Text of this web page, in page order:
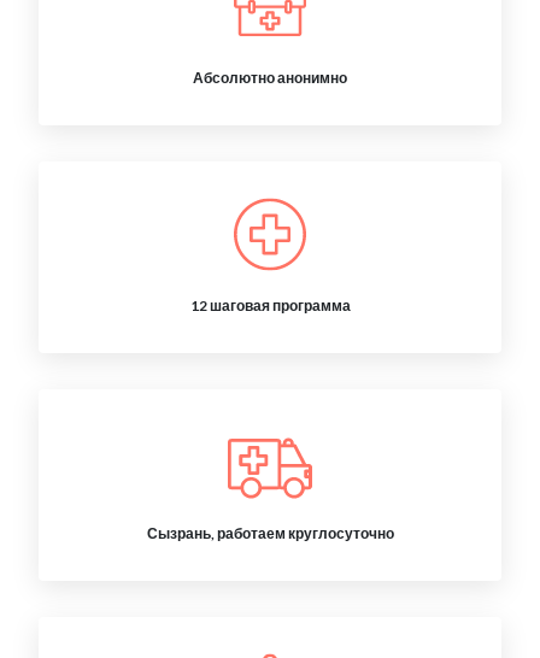
Абсолютно анонимно
12 шаговая программа
Сызрань, работаем круглосуточно